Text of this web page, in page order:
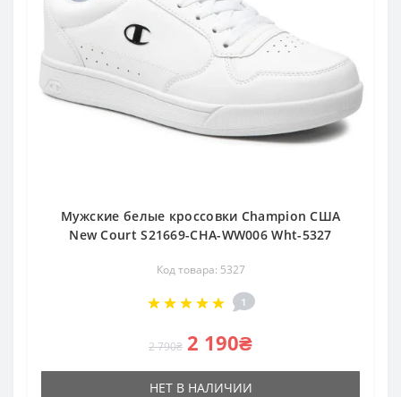
Мужские белые кроссовки Champion США
New Court S21669-CHA-WW006 Wht-5327
Код товара: 5327
1
2 790₴ 2 190₴
НЕТ В НАЛИЧИИ